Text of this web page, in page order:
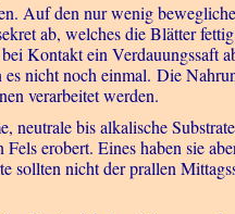
Auf den nur wenig
ab, welches die Blätter
Kontakt ein Verdauungssaft
nicht noch einmal. Die
verarbeitet werden.
neutrale bis alkalische
erobert. Eines haben sie
sollten nicht der prallen